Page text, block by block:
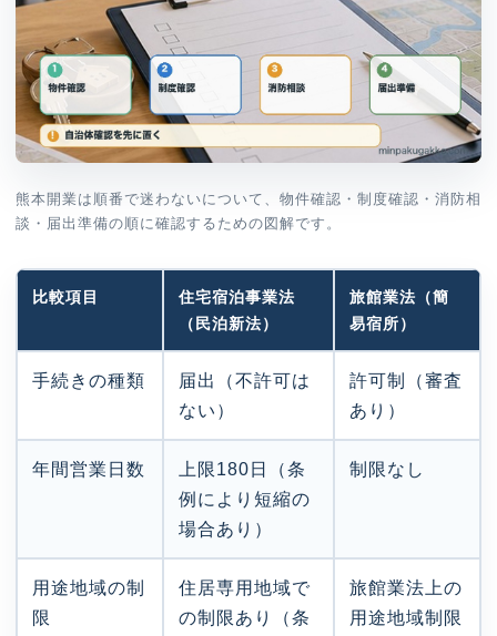
熊本開業は順番で迷わないについて、物件確認・制度確認・消防相
談・届出準備の順に確認するための図解です。
比較項目
住宅宿泊事業法
（民泊新法）
旅館業法（簡
易宿所）
手続きの種類
届出（不許可は
ない）
許可制（審査
あり）
年間営業日数
上限180日（条
例により短縮の
場合あり）
制限なし
用途地域の制
限
住居専用地域で
の制限あり（条
旅館業法上の
用途地域制限